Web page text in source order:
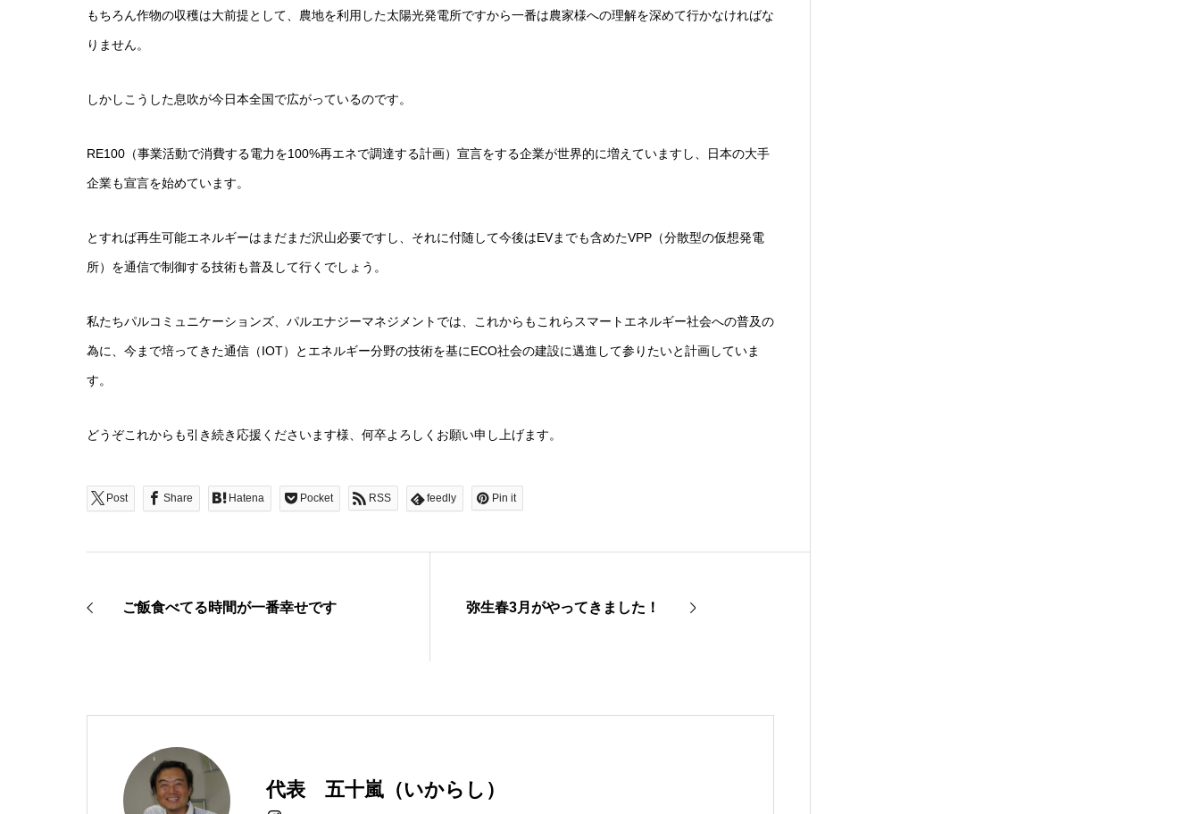
もちろん作物の収穫は大前提として、農地を利用した太陽光発電所ですから一番は農家様への理解を深めて行かなければな
りません。
しかしこうした息吹が今日本全国で広がっているのです。
RE100（事業活動で消費する電力を100%再エネで調達する計画）宣言をする企業が世界的に増えていますし、日本の大手
企業も宣言を始めています。
とすれば再生可能エネルギーはまだまだ沢山必要ですし、それに付随して今後はEVまでも含めたVPP（分散型の仮想発電
所）を通信で制御する技術も普及して行くでしょう。
私たちパルコミュニケーションズ、パルエナジーマネジメントでは、これからもこれらスマートエネルギー社会への普及の
為に、今まで培ってきた通信（IOT）とエネルギー分野の技術を基にECO社会の建設に邁進して参りたいと計画していま
す。
どうぞこれからも引き続き応援くださいます様、何卒よろしくお願い申し上げます。
Post Share Hatena Pocket RSS feedly Pin it
ご飯食べてる時間が一番幸せです 弥生春3月がやってきました！
代表 五十嵐（いからし）